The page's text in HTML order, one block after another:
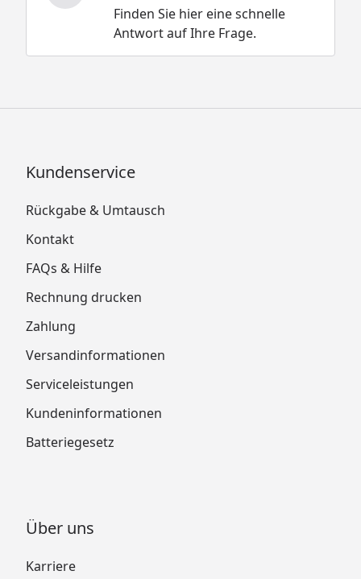
Finden Sie hier eine schnelle
Antwort auf Ihre Frage.
Kundenservice
Rückgabe & Umtausch
Kontakt
FAQs & Hilfe
Rechnung drucken
Zahlung
Versandinformationen
Serviceleistungen
Kundeninformationen
Batteriegesetz
Über uns
Karriere